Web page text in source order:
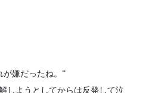
が嫌だったね。”
しようとしてからは反発して泣